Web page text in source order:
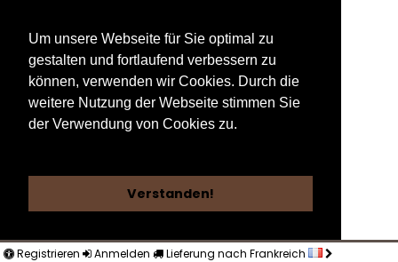
Um unsere Webseite für Sie optimal zu
gestalten und fortlaufend verbessern zu
können, verwenden wir Cookies. Durch die
weitere Nutzung der Webseite stimmen Sie
der Verwendung von Cookies zu.
Verstanden!
Registrieren Anmelden Lieferung nach Frankreich